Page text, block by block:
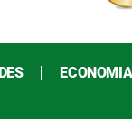
ECONOMIA